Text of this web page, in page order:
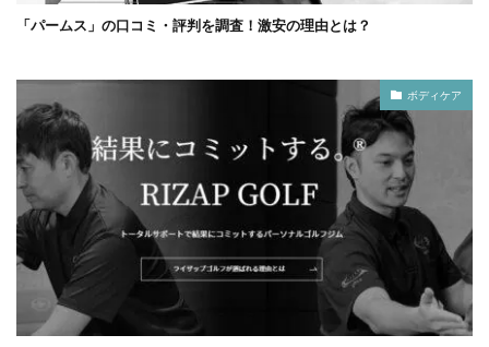
「パームス」の口コミ・評判を調査！激安の理由とは？
ボディケア